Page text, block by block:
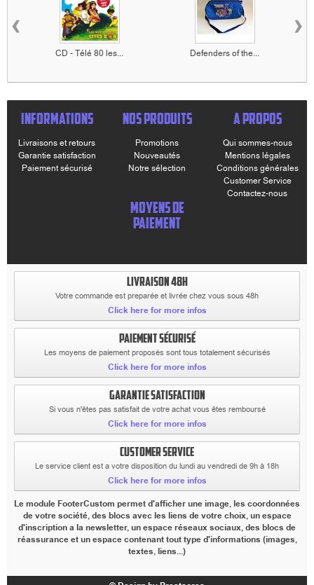
CD - Télé 80 les... Defenders of the...
‹ ›
INFORMATIONS
Livraisons et retours
Garantie satisfaction
Paiement sécurisé
NOS PRODUITS
Promotions
Nouveautés
Notre sélection
A PROPOS
Qui sommes-nous
Mentions légales
Conditions générales
Customer Service
Contactez-nous
MOYENS DE
PAIEMENT
LIVRAISON 48H
Votre commande est preparée et livrée chez vous sous 48h
Click here for more infos
PAIEMENT SÉCURISÉ
Les moyens de paiement proposés sont tous totalement sécurisés
Click here for more infos
GARANTIE SATISFACTION
Si vous n'êtes pas satisfait de votre achat vous êtes remboursé
Click here for more infos
CUSTOMER SERVICE
Le service client est a votre disposition du lundi au vendredi de 9h à 18h
Click here for more infos
Le module FooterCustom permet d'afficher une image, les coordonnées
de votre société, des blocs avec les liens de votre choix, un espace
d'inscription a la newsletter, un espace réseaux sociaux, des blocs de
réassurance et un espace contenant tout type d'informations (images,
textes, liens...)